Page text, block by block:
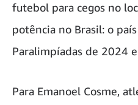
futebol para cegos no
potência no Brasil: o
Paralimpíadas de 2024
Para Emanoel Cosme,